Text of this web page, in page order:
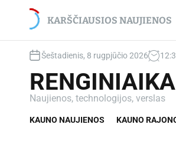
KARŠČIAUSIOS NAUJIENOS
– net du Jupiterio
Šeštadienis, 8 rugpjūčio 2026 12:
Naujienos, technologijos, verslas
KAUNO NAUJIENOS KAUNO